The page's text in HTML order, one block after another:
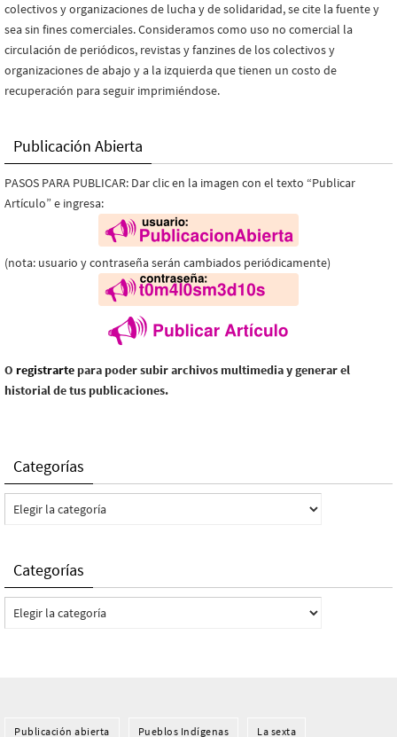
colectivos y organizaciones de lucha y de solidaridad, se cite la fuente y
sea sin fines comerciales. Consideramos como uso no comercial la
circulación de periódicos, revistas y fanzines de los colectivos y
organizaciones de abajo y a la izquierda que tienen un costo de
recuperación para seguir imprimiéndose.
Publicación Abierta
PASOS PARA PUBLICAR: Dar clic en la imagen con el texto “Publicar
Artículo” e ingresa:
(nota: usuario y contraseña serán cambiados periódicamente)
O registrarte para poder subir archivos multimedia y generar el
historial de tus publicaciones.
Categorías
Categorías
Categorías
Categorías
Publicación abierta Pueblos Indí­genas La sexta